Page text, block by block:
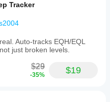
Tracker
Auto-tracks EQH/EQL
just broken levels.
$29
-35% $19